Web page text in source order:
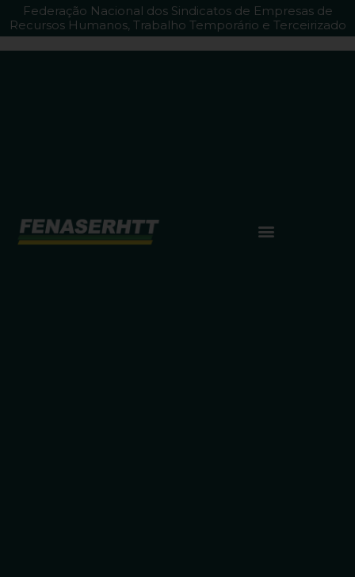
Federação Nacional dos Sindicatos de Empresas de
Recursos Humanos, Trabalho Temporário e Terceirizado